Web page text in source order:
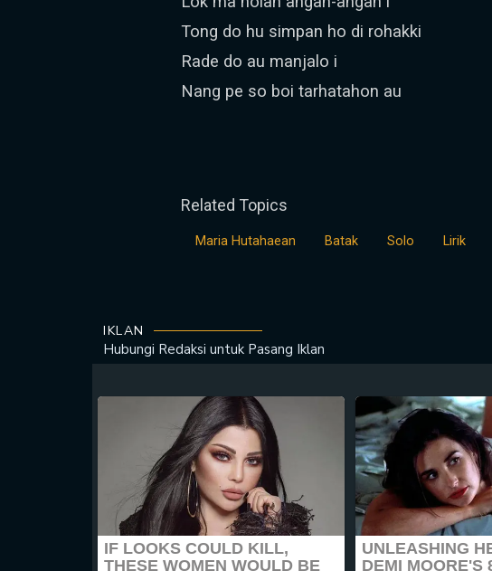
Tong do hu simpan ho di rohakki
Rade do au manjalo i
Nang pe so boi tarhatahon au
Related Topics
Maria Hutahaean Batak Solo Lirik
IKLAN
Hubungi Redaksi untuk Pasang Iklan